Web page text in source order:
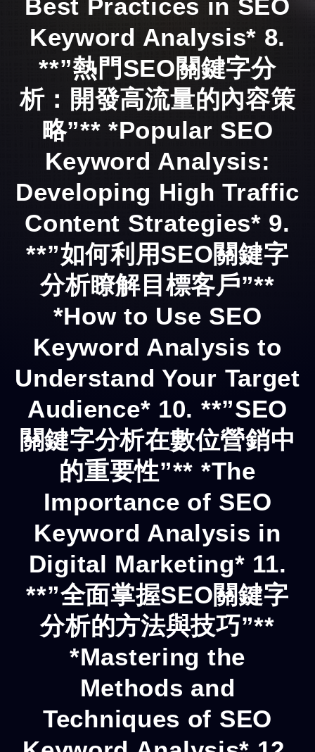
Best Practices in SEO
Keyword Analysis* 8.
**”熱門SEO關鍵字分
析：開發高流量的內容策
略”** *Popular SEO
Keyword Analysis:
Developing High Traffic
Content Strategies* 9.
**”如何利用SEO關鍵字
分析瞭解目標客戶”**
*How to Use SEO
Keyword Analysis to
Understand Your Target
Audience* 10. **”SEO
關鍵字分析在數位營銷中
的重要性”** *The
Importance of SEO
Keyword Analysis in
Digital Marketing* 11.
**”全面掌握SEO關鍵字
分析的方法與技巧”**
*Mastering the
Methods and
Techniques of SEO